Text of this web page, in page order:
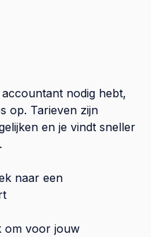
nodig hebt,
op. Tarieven zijn
en je vindt sneller
naar een
om voor jouw